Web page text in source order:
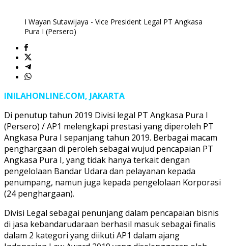
I Wayan Sutawijaya - Vice President Legal PT Angkasa
Pura I (Persero)
INILAHONLINE.COM, JAKARTA
Di penutup tahun 2019 Divisi legal PT Angkasa Pura I
(Persero) / AP1 melengkapi prestasi yang diperoleh PT
Angkasa Pura I sepanjang tahun 2019. Berbagai macam
penghargaan di peroleh sebagai wujud pencapaian PT
Angkasa Pura I, yang tidak hanya terkait dengan
pengelolaan Bandar Udara dan pelayanan kepada
penumpang, namun juga kepada pengelolaan Korporasi
(24 penghargaan).
Divisi Legal sebagai penunjang dalam pencapaian bisnis
di jasa kebandarudaraan berhasil masuk sebagai finalis
dalam 2 kategori yang diikuti AP1 dalam ajang